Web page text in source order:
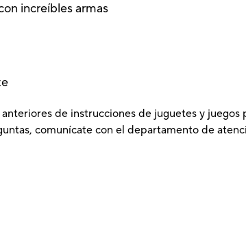
increíbles armas
de instrucciones de juguetes y
comunícate con el departamento de